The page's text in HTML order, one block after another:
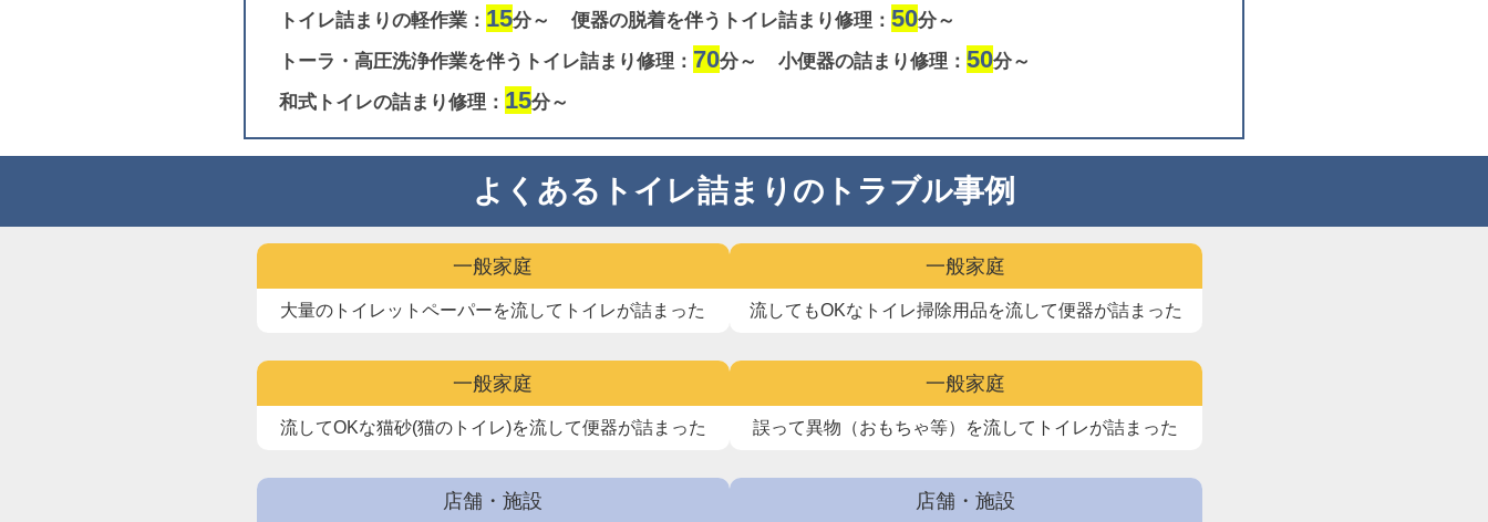
トイレ詰まりの軽作業： 15分～ 便器の脱着を伴うトイレ詰まり修理： 50分～
トーラ・高圧洗浄作業を伴うトイレ詰まり修理： 70分～ 小便器の詰まり修理： 50分～
和式トイレの詰まり修理： 15分～
よくあるトイレ詰まりのトラブル事例
一般家庭
大量のトイレットペーパーを流して トイレが詰まった
一般家庭
流してもOKなトイレ掃除用品を流して便器が詰まった
一般家庭
流してOKな猫砂(猫のトイレ)を流して便器が詰まった
一般家庭
誤って異物（おもちゃ等）を流して トイレが詰まった
店舗・施設 店舗・施設